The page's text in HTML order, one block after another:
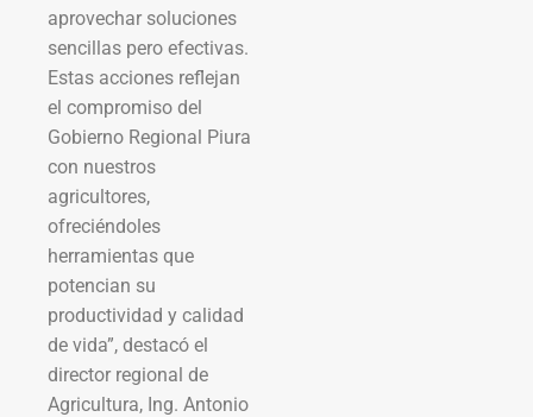
aprovechar soluciones
sencillas pero efectivas.
Estas acciones reflejan
el compromiso del
Gobierno Regional Piura
con nuestros
agricultores,
ofreciéndoles
herramientas que
potencian su
productividad y calidad
de vida”, destacó el
director regional de
Agricultura, Ing. Antonio